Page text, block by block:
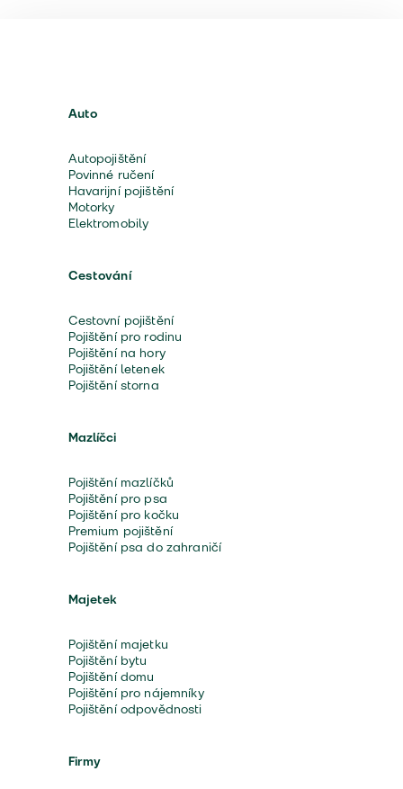
Auto
Autopojištění
Povinné ručení
Havarijní pojištění
Motorky
Elektromobily
Cestování
Cestovní pojištění
Pojištění pro rodinu
Pojištění na hory
Pojištění letenek
Pojištění storna
Mazlíčci
Pojištění mazlíčků
Pojištění pro psa
Pojištění pro kočku
Premium pojištění
Pojištění psa do zahraničí
Majetek
Pojištění majetku
Pojištění bytu
Pojištění domu
Pojištění pro nájemníky
Pojištění odpovědnosti
Firmy